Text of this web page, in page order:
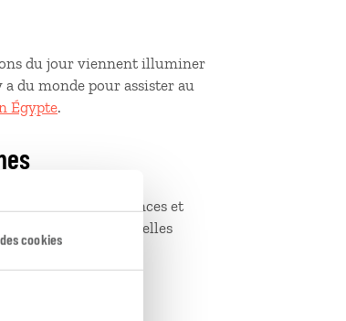
cookies
du jour viennent illuminer
du monde pour assister au
Égypte.
marches, conférences et
défis quotidiens qu’elles